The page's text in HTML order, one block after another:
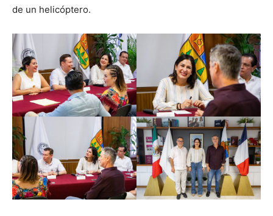
de un helicóptero.